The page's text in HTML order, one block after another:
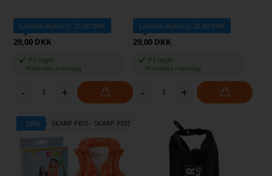
Laveste stykpris: 25,00 DKK
29,00 DKK
På lager
Afsendes mandag
- +
Laveste stykpris: 25,00 DKK
29,00 DKK
På lager
Afsendes mandag
- +
- 28% SKARP PRIS · SKARP PRIS